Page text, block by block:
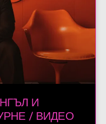
И
/ ВИДЕО